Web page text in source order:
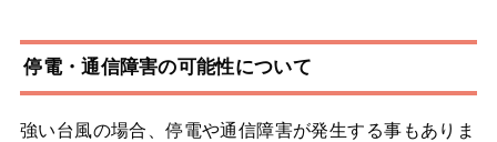
停電・通信障害の可能性について
強い台風の場合、停電や通信障害が発生する事もありま